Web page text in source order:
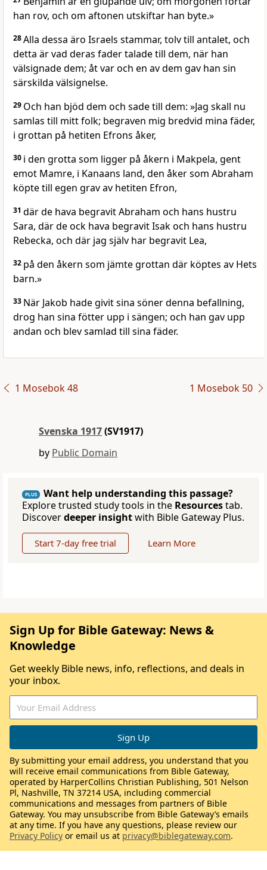
han rov, och om aftonen utskiftar han byte.»
28Alla dessa äro Israels stammar, tolv till antalet, och
detta är vad deras fader talade till dem, när han
välsignade dem; åt var och en av dem gav han sin
särskilda välsignelse.
29 Och han bjöd dem och sade till dem: »Jag skall nu
samlas till mitt folk; begraven mig bredvid mina fäder,
i grottan på hetiten Efrons åker,
30 i den grotta som ligger på åkern i Makpela, gent
emot Mamre, i Kanaans land, den åker som Abraham
köpte till egen grav av hetiten Efron,
31 där de hava begravit Abraham och hans hustru
Sara, där de ock hava begravit Isak och hans hustru
Rebecka, och där jag själv har begravit Lea,
32 på den åkern som jämte grottan där köptes av Hets
barn.»
33 När Jakob hade givit sina söner denna befallning,
drog han sina fötter upp i sängen; och han gav upp
andan och blev samlad till sina fäder.
1 Mosebok 48 1 Mosebok 50
Svenska 1917(SV1917)
by Public Domain
PLUS
Want help understanding this passage?
Explore trusted study tools in the Resourcestab.
Discoverdeeper insightwith Bible Gateway Plus.
Start 7-day free trial Learn More
Sign Up for Bible Gateway: News &
Knowledge
Get weekly Bible news, info, reflections, and deals in
your inbox.
By submitting your email address, you understand that you
will receive email communications from Bible Gateway,
operated by HarperCollins Christian Publishing, 501 Nelson
Pl, Nashville, TN 37214 USA, including commercial
communications and messages from partners of Bible
Gateway. You may unsubscribe from Bible Gateway’s emails
at any time. If you have any questions, please review our
Privacy Policy or email us at privacy@biblegateway.com.